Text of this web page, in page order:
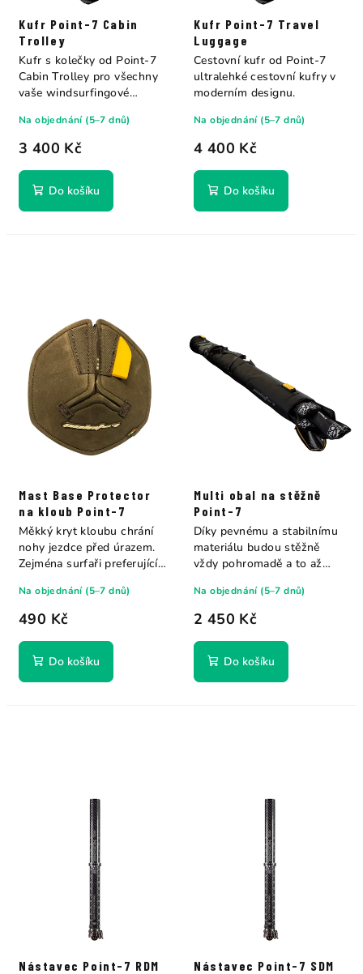
Kufr Point-7 Cabin
Trolley
3 400 Kč
Na objednání (5–7 dnů)
Do košíku
Kufr s kolečky od Point-7
Cabin Trolley pro všechny
vaše windsurfingové
Kufr Point-7 Travel
Luggage
4 400 Kč
Na objednání (5–7 dnů)
Do košíku
Cestovní kufr od Point-7
ultralehké cestovní kufry v
moderním designu.
Mast Base Protector
na kloub Point-7
490 Kč
Na objednání (5–7 dnů)
Do košíku
Měkký kryt kloubu chrání
nohy jezdce před úrazem.
Zejména surfaři preferující
Multi obal na stěžně
Point-7
2 450 Kč
Na objednání (5–7 dnů)
Do košíku
Díky pevnému a stabilnímu
materiálu budou stěžně
vždy pohromadě a to až
Nástavec Point-7 RDM Nástavec Point-7 SDM